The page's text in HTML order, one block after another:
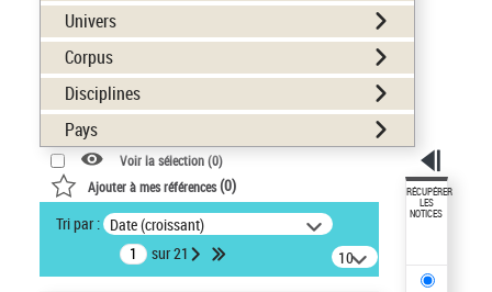
Univers
Corpus
Disciplines
Pays
Voir la sélection (0)
Ajouter à mes références(0)
Tri par : Date (croissant)
sur 21
10
résultats/page
RÉCUPÉRER
LES
NOTICES